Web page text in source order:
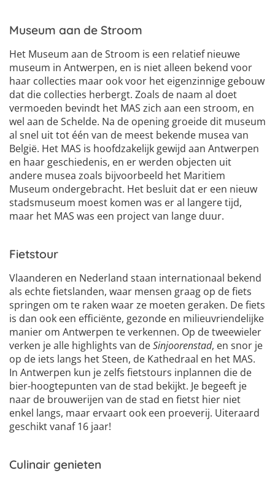
Museum aan de Stroom
Het Museum aan de Stroom is een relatief nieuwe
museum in Antwerpen, en is niet alleen bekend voor
haar collecties maar ook voor het eigenzinnige gebouw
dat die collecties herbergt. Zoals de naam al doet
vermoeden bevindt het MAS zich aan een stroom, en
wel aan de Schelde. Na de opening groeide dit museum
al snel uit tot één van de meest bekende musea van
België. Het MAS is hoofdzakelijk gewijd aan Antwerpen
en haar geschiedenis, en er werden objecten uit
andere musea zoals bijvoorbeeld het Maritiem
Museum ondergebracht. Het besluit dat er een nieuw
stadsmuseum moest komen was er al langere tijd,
maar het MAS was een project van lange duur.
Fietstour
Vlaanderen en Nederland staan internationaal bekend
als echte fietslanden, waar mensen graag op de fiets
springen om te raken waar ze moeten geraken. De fiets
is dan ook een efficiënte, gezonde en milieuvriendelijke
manier om Antwerpen te verkennen. Op de tweewieler
verken je alle highlights van deSinjoorenstad, en snor je
op de iets langs het Steen, de Kathedraal en het MAS.
In Antwerpen kun je zelfs fietstours inplannen die de
bier-hoogtepunten van de stad bekijkt. Je begeeft je
naar de brouwerijen van de stad en fietst hier niet
enkel langs, maar ervaart ook een proeverij. Uiteraard
geschikt vanaf 16 jaar!
Culinair genieten